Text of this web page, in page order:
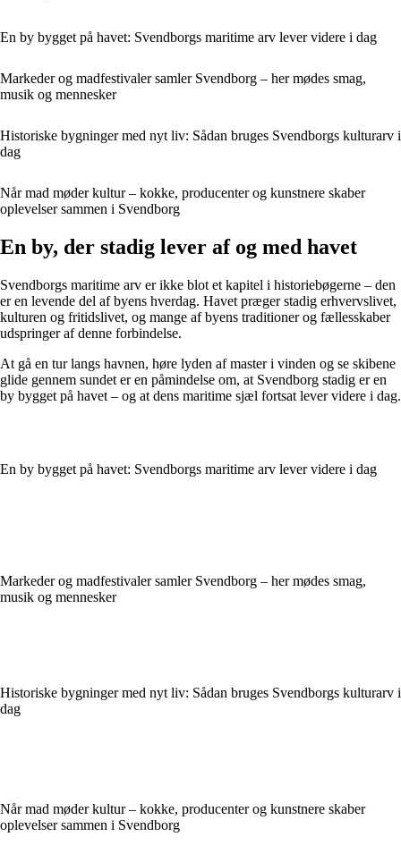
En by bygget på havet: Svendborgs maritime arv lever videre i dag
Markeder og madfestivaler samler Svendborg – her mødes smag,
musik og mennesker
Historiske bygninger med nyt liv: Sådan bruges Svendborgs kulturarv i
dag
Når mad møder kultur – kokke, producenter og kunstnere skaber
oplevelser sammen i Svendborg
En by, der stadig lever af og med havet
Svendborgs maritime arv er ikke blot et kapitel i historiebøgerne – den
er en levende del af byens hverdag. Havet præger stadig erhvervslivet,
kulturen og fritidslivet, og mange af byens traditioner og fællesskaber
udspringer af denne forbindelse.
At gå en tur langs havnen, høre lyden af master i vinden og se skibene
glide gennem sundet er en påmindelse om, at Svendborg stadig er en
by bygget på havet – og at dens maritime sjæl fortsat lever videre i dag.
En by bygget på havet: Svendborgs maritime arv lever videre i dag
Markeder og madfestivaler samler Svendborg – her mødes smag,
musik og mennesker
Historiske bygninger med nyt liv: Sådan bruges Svendborgs kulturarv i
dag
Når mad møder kultur – kokke, producenter og kunstnere skaber
oplevelser sammen i Svendborg